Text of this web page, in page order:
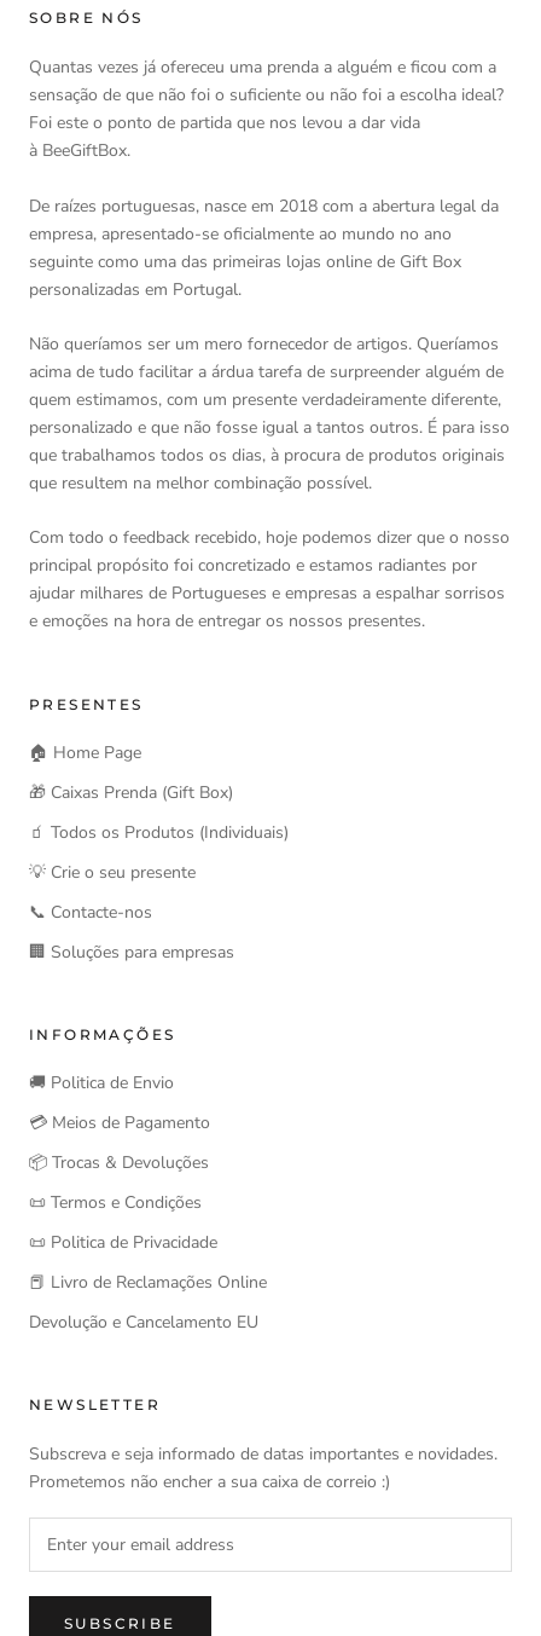
SOBRE NÓS
Quantas vezes já ofereceu uma prenda a alguém e ficou com a
sensação de que não foi o suficiente ou não foi a escolha ideal?
Foi este o ponto de partida que nos levou a dar vida
à BeeGiftBox.
De raízes portuguesas, nasce em 2018 com a abertura legal da
empresa, apresentado-se oficialmente ao mundo no ano
seguinte como uma das primeiras lojas online de Gift Box
personalizadas em Portugal.
Não queríamos ser um mero fornecedor de artigos. Queríamos
acima de tudo facilitar a árdua tarefa de surpreender alguém de
quem estimamos, com um presente verdadeiramente diferente,
personalizado e que não fosse igual a tantos outros. É para isso
que trabalhamos todos os dias, à procura de produtos originais
que resultem na melhor combinação possível.
Com todo o feedback recebido, hoje podemos dizer que o nosso
principal propósito foi concretizado e estamos radiantes por
ajudar milhares de Portugueses e empresas a espalhar sorrisos
e emoções na hora de entregar os nossos presentes.
PRESENTES
🏠 Home Page
🎁 Caixas Prenda (Gift Box)
🧃 Todos os Produtos (Individuais)
💡 Crie o seu presente
📞 Contacte-nos
🏢 Soluções para empresas
INFORMAÇÕES
🚚 Politica de Envio
💳 Meios de Pagamento
📦 Trocas & Devoluções
📜 Termos e Condições
📜 Politica de Privacidade
📕 Livro de Reclamações Online
Devolução e Cancelamento EU
NEWSLETTER
Subscreva e seja informado de datas importantes e novidades.
Prometemos não encher a sua caixa de correio :)
SUBSCRIBE